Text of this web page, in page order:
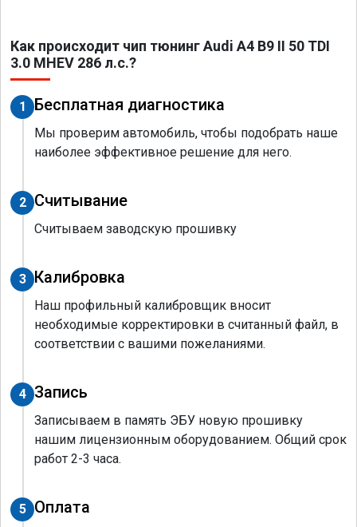
Как происходит чип тюнинг Audi A4 B9 II 50 TDI
3.0 MHEV 286 л.с.?
1 Бесплатная диагностика
Мы проверим автомобиль, чтобы подобрать наше
наиболее эффективное решение для него.
2 Считывание
Считываем заводскую прошивку
3 Калибровка
Наш профильный калибровщик вносит
необходимые корректировки в считанный файл, в
соответствии с вашими пожеланиями.
4 Запись
Записываем в память ЭБУ новую прошивку
нашим лицензионным оборудованием. Общий срок
работ 2-3 часа.
5 Оплата